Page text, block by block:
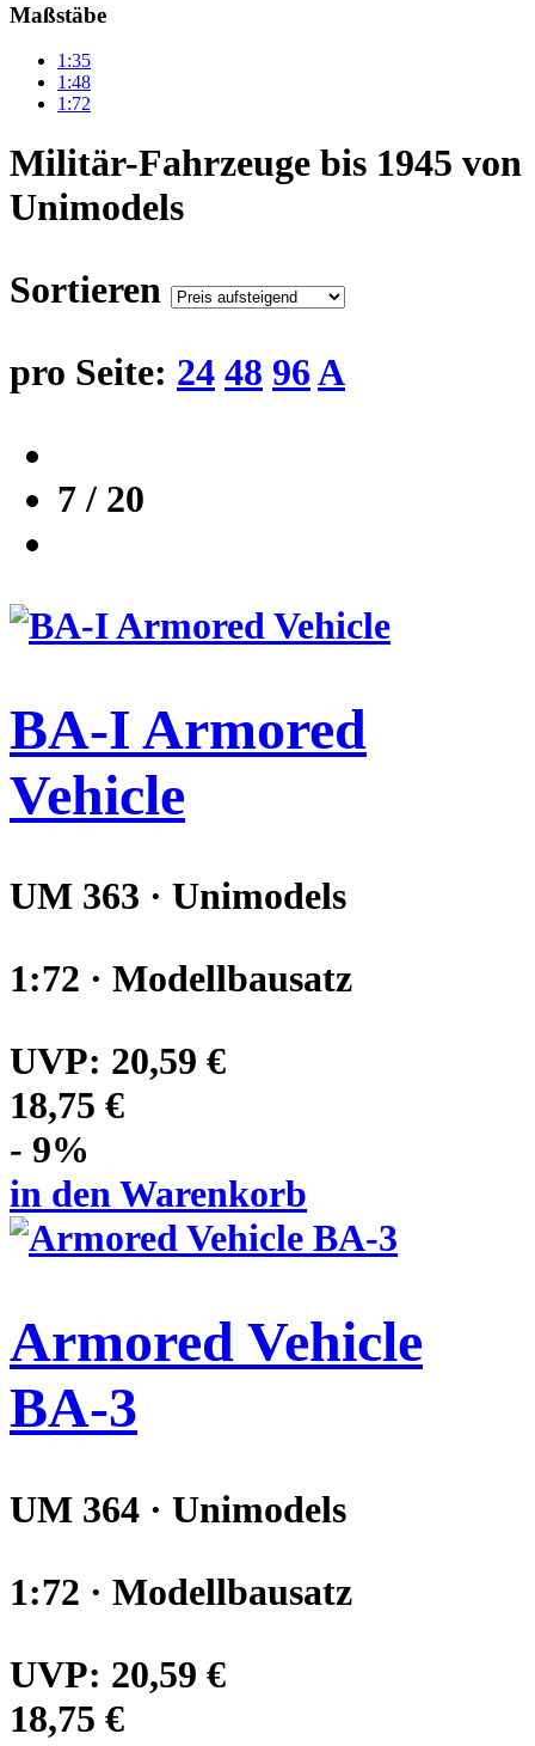
Maßstäbe
1:35
1:48
1:72
Militär-Fahrzeuge bis 1945 von
Unimodels
Sortieren
pro Seite: 24 48 96A
7 / 20
BA-I Armored
Vehicle
UM 363 · Unimodels
1:72 · Modellbausatz
UVP: 20,59 €
18,75 €
- 9%
in den Warenkorb
Armored Vehicle
BA-3
UM 364 · Unimodels
1:72 · Modellbausatz
UVP: 20,59 €
18,75 €